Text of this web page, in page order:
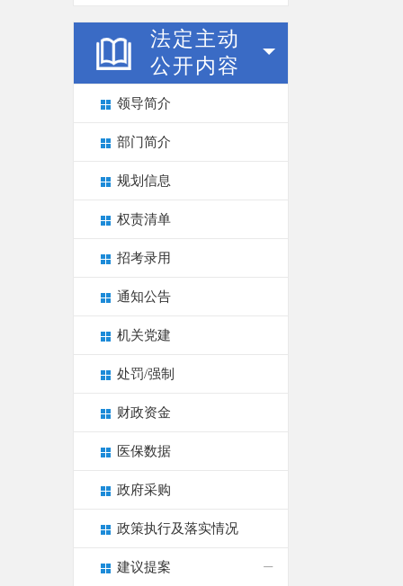
法定主动
公开内容
领导简介
部门简介
规划信息
权责清单
招考录用
通知公告
机关党建
处罚/强制
财政资金
医保数据
政府采购
政策执行及落实情况
建议提案